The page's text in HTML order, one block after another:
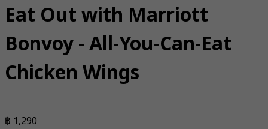
Eat Out with Marriott
Bonvoy - All-You-Can-Eat
Chicken Wings
฿ 1,290